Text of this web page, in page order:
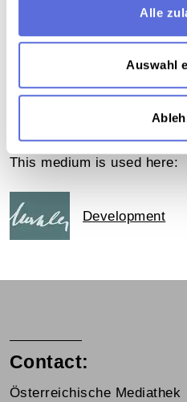
Alle
Auswahl
Part of the collection
Schellacksammlung
The medium in
This medium is used here:
Development
Contact:
Österreichische Mediathek